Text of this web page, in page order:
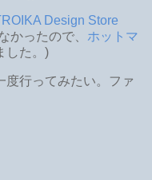
Design Store
かったので、 ホットマ
した。)
度行ってみたい。ファ